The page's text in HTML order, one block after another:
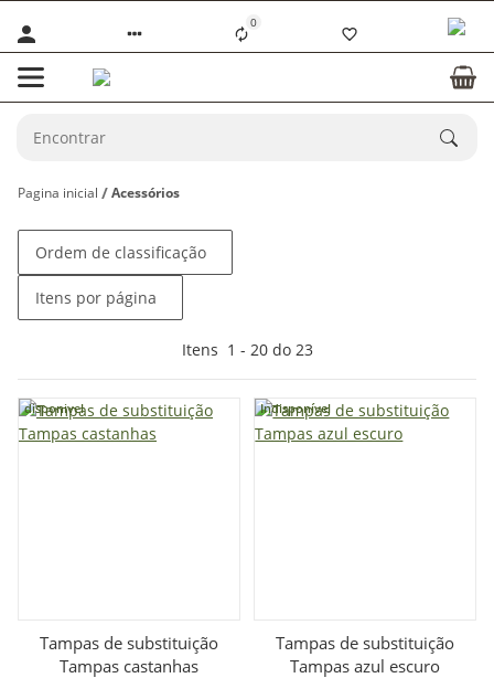
0
Pagina inicial Acessórios
Ordem de classificação
Itens por página
Itens 1 - 20do 23
disponivel
Tampas de substituição
Tampas castanhas
Indisponível
Tampas de substituição
Tampas azul escuro